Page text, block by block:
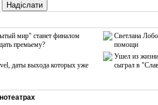
Надіслати
мир" станет финалом
премьему?
даты выхода которых уже
Светлана
помощи
Ушел из жизни
сыграл в